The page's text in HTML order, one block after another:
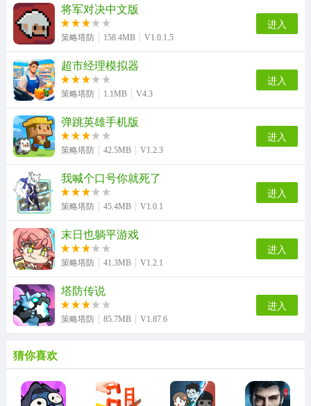
将军对决中文版
策略塔防 158.4MB V1.0.1.5
进入
超市经理模拟器
策略塔防 1.1MB V4.3
进入
弹跳英雄手机版
策略塔防 42.5MB V1.2.3
进入
我喊个口号你就死了
策略塔防 45.4MB V1.0.1
进入
末日也躺平游戏
策略塔防 41.3MB V1.2.1
进入
塔防传说
策略塔防 85.7MB V1.87.6
进入
猜你喜欢